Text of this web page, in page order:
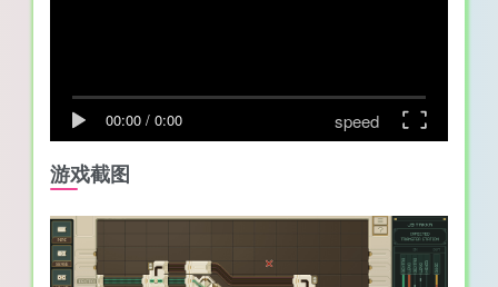
00:00 / 0:00 speed
游戏截图